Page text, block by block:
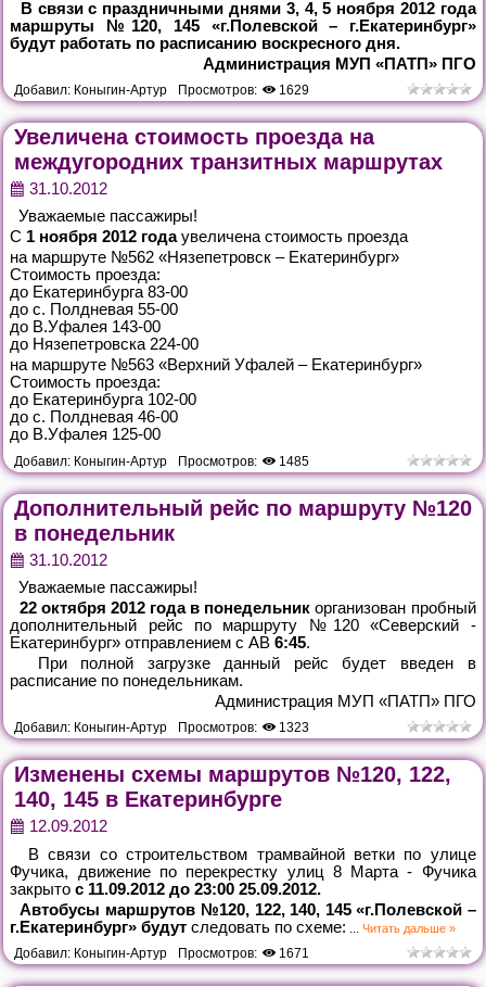
В связи с праздничными днями 3, 4, 5 ноября 2012 года
маршруты №120, 145 «г.Полевской – г.Екатеринбург»
будут работать по расписанию воскресного дня.
Администрация МУП «ПАТП» ПГО
Добавил: Коныгин-Артур Просмотров: 1629
Увеличена стоимость проезда на
междугородних транзитных маршрутах
31.10.2012
Уважаемые пассажиры!
С 1 ноября 2012 годаувеличена стоимость проезда
на маршруте №562 «Нязепетровск – Екатеринбург»
Стоимость проезда:
до Екатеринбурга 83-00
до с. Полдневая 55-00
до В.Уфалея 143-00
до Нязепетровска 224-00
на маршруте №563 «Верхний Уфалей – Екатеринбург»
Стоимость проезда:
до Екатеринбурга 102-00
до с. Полдневая 46-00
до В.Уфалея 125-00
Добавил: Коныгин-Артур Просмотров: 1485
Дополнительный рейс по маршруту №120
в понедельник
31.10.2012
Уважаемые пассажиры!
22 октября 2012 года в понедельникорганизован пробный
дополнительный рейс по маршруту №120 «Северский -
Екатеринбург» отправлением с АВ 6:45.
При полной загрузке данный рейс будет введен в
расписание по понедельникам.
Администрация МУП «ПАТП» ПГО
Добавил: Коныгин-Артур Просмотров: 1323
Изменены схемы маршрутов №120, 122,
140, 145 в Екатеринбурге
12.09.2012
В связи со строительством трамвайной ветки по улице
Фучика, движение по перекрестку улиц 8 Марта - Фучика
закрытос 11.09.2012 до 23:00 25.09.2012.
Автобусы маршрутов №120, 122, 140, 145 «г.Полевской –
г.Екатеринбург» будутследовать по схеме: ...Читать дальше »
Добавил: Коныгин-Артур Просмотров: 1671